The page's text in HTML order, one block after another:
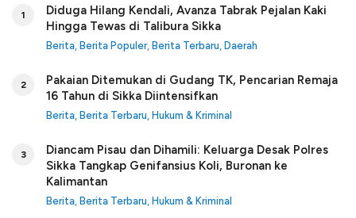
1
Diduga Hilang Kendali, Avanza Tabrak Pejalan Kaki
Hingga Tewas di Talibura Sikka
Berita, Berita Populer, Berita Terbaru, Daerah
2
Pakaian Ditemukan di Gudang TK, Pencarian Remaja
16 Tahun di Sikka Diintensifkan
Berita, Berita Terbaru, Hukum & Kriminal
3
Diancam Pisau dan Dihamili: Keluarga Desak Polres
Sikka Tangkap Genifansius Koli, Buronan ke
Kalimantan
Berita, Berita Terbaru, Hukum & Kriminal